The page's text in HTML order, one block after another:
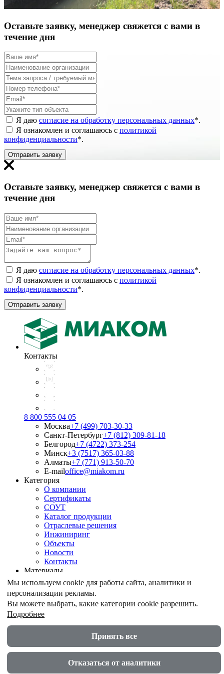
Оставьте заявку, менеджер свяжется с вами в
течение дня
Я даю согласие на обработку персональных данных*.
Я ознакомлен и соглашаюсь с политикой
конфиденциальности*.
Отправить заявку
Оставьте заявку, менеджер свяжется с вами в
течение дня
Я даю согласие на обработку персональных данных*.
Я ознакомлен и соглашаюсь с политикой
конфиденциальности*.
Отправить заявку
Контакты
8 800 555 04 05
Москва+7 (499) 703-30-33
Санкт-Петербург+7 (812) 309-81-18
Белгород+7 (4722) 373-254
Минск+3 (7517) 365-03-88
Алматы+7 (771) 913-50-70
E-mailoffice@miakom.ru
Категория
О компании
Сертификаты
СОУТ
Каталог продукции
Отраслевые решения
Инжиниринг
Объекты
Новости
Контакты
Материалы
Армирование грунтов
Армирование асфальтобетона
Геомембрана
Шпунт ПВХ
Дренажные геокомпозиты
Противоэрозионные маты
Акустические экраны
© ООО "МИАКОМ СПБ" 2026
Политика в области защиты и обработки персональных
Мы используем cookie для работы сайта, аналитики и
персонализации рекламы.
Вы можете выбрать, какие категории cookie разрешить.
Подробнее
Принять все
Отказаться от аналитики